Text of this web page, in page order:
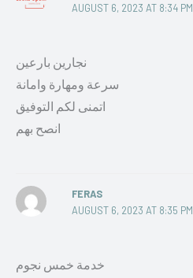
AUGUST 6, 2023 AT 8:34 PM
نجارين بارعين
سرعة ومهارة وامانة
اتمنى لكم التوفيق
انصح بهم
FERAS
AUGUST 6, 2023 AT 8:35 PM
خدمة خمس نجوم